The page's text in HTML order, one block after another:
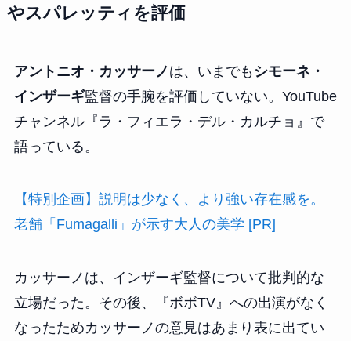
やスパレッティを評価
アントニオ・カッサーノ は、いまでも シモーネ・
インザーギ監督の手腕を評価していない。YouTube
チャンネル『ラ・フィエラ・デル・カルチョ』で
語っている。
【特別企画】説明は少なく、より強い存在感を。
老舗「Fumagalli」が示す大人の美学 [PR]
カッサーノは、インザーギ監督について批判的な
立場だった。その後、『ボボTV』への出演がなく
なったためカッサーノの意見はあまり表に出てい